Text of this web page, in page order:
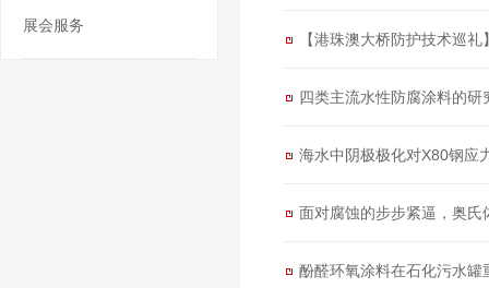
展会服务
【港珠澳大桥防护技术巡
四类主流水性防腐涂料的研
海水中阴极极化对X80钢应
面对腐蚀的步步紧逼，奥
酚醛环氧涂料在石化污水罐